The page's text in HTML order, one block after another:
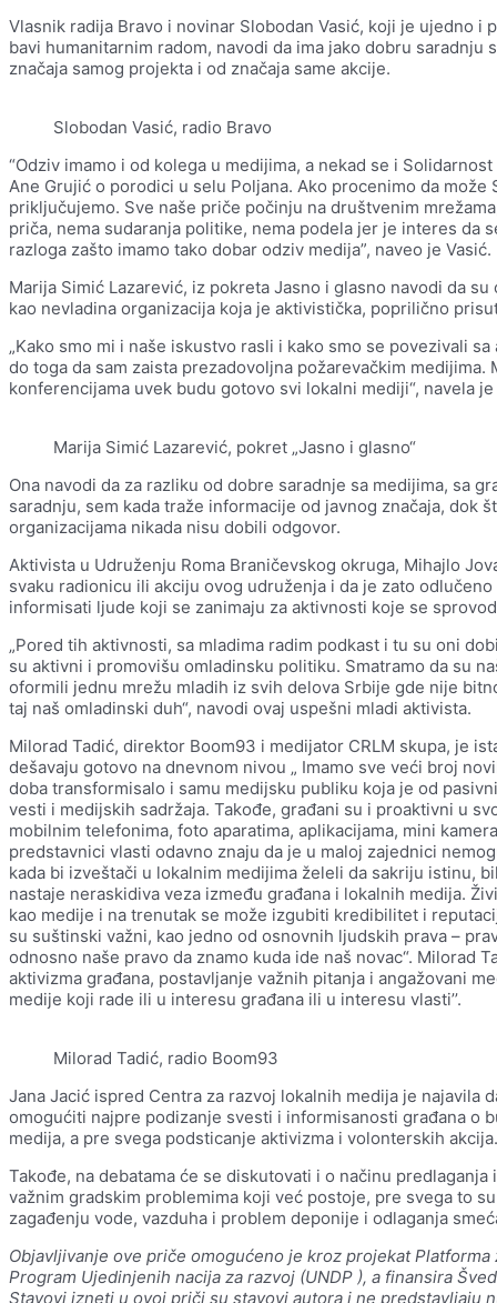
Vlasnik radija Bravo i novinar Slobodan Vasić, koji je ujedno
bavi humanitarnim radom, navodi da ima jako dobru
značaja samog projekta i od značaja same akcije.
Slobodan Vasić, radio Bravo
“Odziv imamo i od kolega u medijima, a nekad se i
Ane Grujić o porodici u selu Poljana. Ako procenimo da
priključujemo. Sve naše priče počinju na društvenim
priča, nema sudaranja politike, nema podela jer je interes da
razloga zašto imamo tako dobar odziv medija”, naveo je Vasić.
Marija Simić Lazarević, iz pokreta Jasno i glasno navodi da
kao nevladina organizacija koja je aktivistička, poprilično
„Kako smo mi i naše iskustvo rasli i kako smo se povezivali
do toga da sam zaista prezadovoljna požarevačkim
konferencijama uvek budu gotovo svi lokalni mediji“, navela
Marija Simić Lazarević, pokret „Jasno i glasno“
Ona navodi da za razliku od dobre saradnje sa medijima, sa
saradnju, sem kada traže informacije od javnog značaja, dok
organizacijama nikada nisu dobili odgovor.
Aktivista u Udruženju Roma Braničevskog okruga, Mihajlo
svaku radionicu ili akciju ovog udruženja i da je zato
informisati ljude koji se zanimaju za aktivnosti koje se
„Pored tih aktivnosti, sa mladima radim podkast i tu su oni
su aktivni i promovišu omladinsku politiku. Smatramo da su
oformili jednu mrežu mladih iz svih delova Srbije gde nije
taj naš omladinski duh“, navodi ovaj uspešni mladi aktivista.
Milorad Tadić, direktor Boom93 i medijator CRLM skupa, je
dešavaju gotovo na dnevnom nivou „ Imamo sve veći broj
doba transformisalo i samu medijsku publiku koja je od
vesti i medijskih sadržaja. Takođe, građani su i proaktivni u
mobilnim telefonima, foto aparatima, aplikacijama, mini
predstavnici vlasti odavno znaju da je u maloj zajednici
kada bi izveštači u lokalnim medijima želeli da sakriju istinu,
nastaje neraskidiva veza između građana i lokalnih medija.
kao medije i na trenutak se može izgubiti kredibilitet i
su suštinski važni, kao jedno od osnovnih ljudskih prava –
odnosno naše pravo da znamo kuda ide naš novac“. Milorad
aktivizma građana, postavljanje važnih pitanja i angažovani
medije koji rade ili u interesu građana ili u interesu vlasti’’.
Milorad Tadić, radio Boom93
Jana Jacić ispred Centra za razvoj lokalnih medija je najavila
omogućiti najpre podizanje svesti i informisanosti građana o
medija, a pre svega podsticanje aktivizma i volonterskih akcija.
Takođe, na debatama će se diskutovati i o načinu
važnim gradskim problemima koji već postoje, pre svega to
zagađenju vode, vazduha i problem deponije i odlaganja
Objavljivanje ove priče omogućeno je kroz projekat
Program Ujedinjenih nacija za razvoj (UNDP ), a finansira
Stavovi izneti u ovoj priči su stavovi autora i ne predstavljaju